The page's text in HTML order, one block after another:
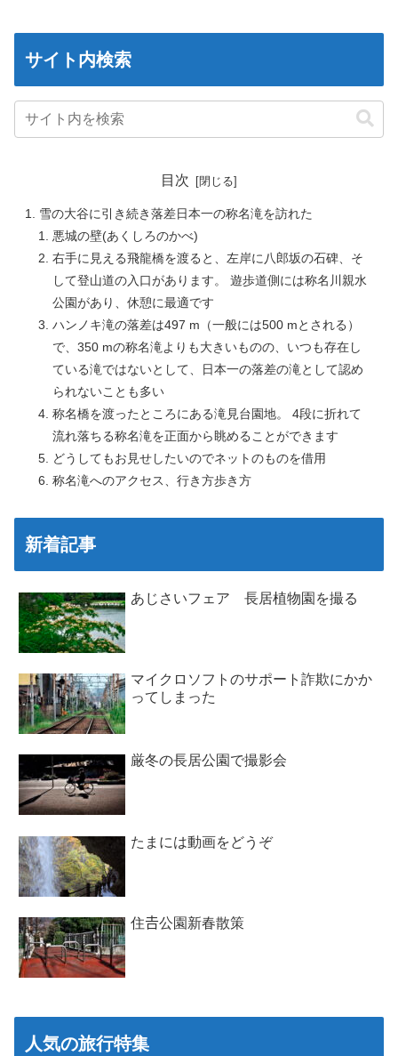
サイト内検索
目次
雪の大谷に引き続き落差日本一の称名滝を訪れた
悪城の壁(あくしろのかべ)
右手に見える飛龍橋を渡ると、左岸に八郎坂の石碑、そ
して登山道の入口があります。 遊歩道側には称名川親水
公園があり、休憩に最適です
ハンノキ滝の落差は497 m（一般には500 mとされる）
で、350 mの称名滝よりも大きいものの、いつも存在し
ている滝ではないとして、日本一の落差の滝として認め
られないことも多い
称名橋を渡ったところにある滝見台園地。 4段に折れて
流れ落ちる称名滝を正面から眺めることができます
どうしてもお見せしたいのでネットのものを借用
称名滝へのアクセス、行き方歩き方
新着記事
あじさいフェア 長居植物園を撮る
マイクロソフトのサポート詐欺にかか
ってしまった
厳冬の長居公園で撮影会
たまには動画をどうぞ
住𠮷公園新春散策
人気の旅行特集